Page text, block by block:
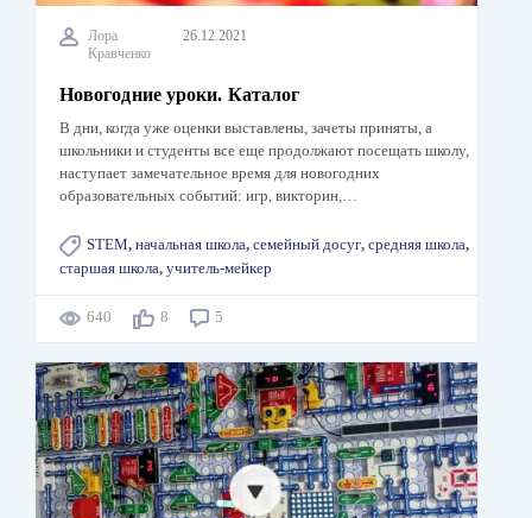
Лора
Кравченко
26.12.2021
Новогодние уроки. Каталог
В дни, когда уже оценки выставлены, зачеты приняты, а
школьники и студенты все еще продолжают посещать школу,
наступает замечательное время для новогодних
образовательных событий: игр, викторин,…
STEM, начальная школа, семейный досуг, средняя школа,
старшая школа, учитель-мейкер
640 8 5